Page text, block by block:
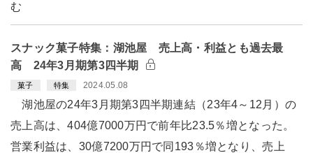
む
スナック菓子特集：湖池屋 売上高・利益とも過去最
高 24年3月期第3四半期
菓子 特集 2024.05.08
湖池屋の24年3月期第3四半期連結（23年4～12月）の
売上高は、404億7000万円で前年比23.5％増となった。
営業利益は、30億7200万円で同193％増となり、売上